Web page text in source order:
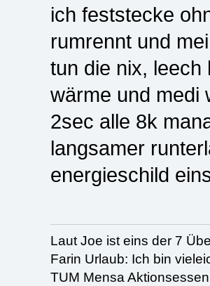
ich feststecke
rumrennt und
tun die nix, leech
wärme und medi
2sec alle 8k
langsamer
energieschild
Laut Joe ist eins der 7
Farin Urlaub: Ich bin
TUM Mensa